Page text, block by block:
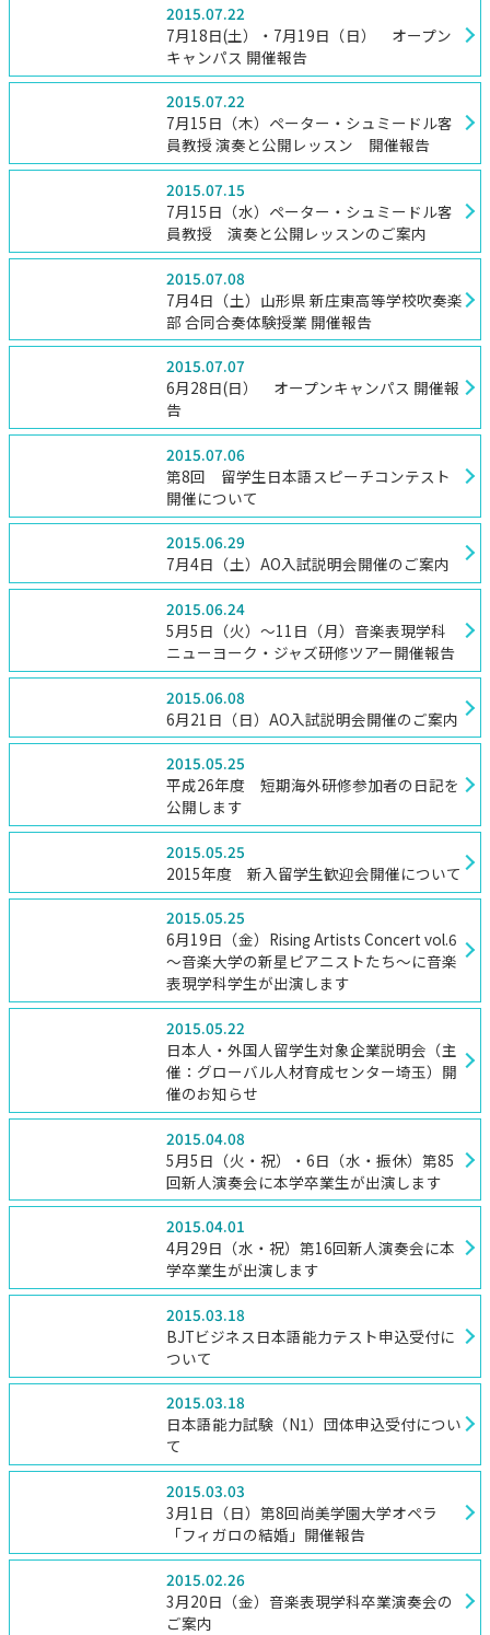
2015.07.22
7月18日(土）・7月19日（日） オープン
キャンパス 開催報告
2015.07.22
7月15日（木）ペーター・シュミードル客
員教授 演奏と公開レッスン 開催報告
2015.07.15
7月15日（水）ペーター・シュミードル客
員教授 演奏と公開レッスンのご案内
2015.07.08
7月4日（土）山形県 新庄東高等学校吹奏楽
部 合同合奏体験授業 開催報告
2015.07.07
6月28日(日） オープンキャンパス 開催報
告
2015.07.06
第8回 留学生日本語スピーチコンテスト
開催について
2015.06.29
7月4日（土）AO入試説明会開催のご案内
2015.06.24
5月5日（火）～11日（月）音楽表現学科
ニューヨーク・ジャズ研修ツアー開催報告
2015.06.08
6月21日（日）AO入試説明会開催のご案内
2015.05.25
平成26年度 短期海外研修参加者の日記を
公開します
2015.05.25
2015年度 新入留学生歓迎会開催について
2015.05.25
6月19日（金）Rising Artists Concert vol.6
～音楽大学の新星ピアニストたち～に音楽
表現学科学生が出演します
2015.05.22
日本人・外国人留学生対象企業説明会（主
催：グローバル人材育成センター埼玉）開
催のお知らせ
2015.04.08
5月5日（火・祝）・6日（水・振休）第85
回新人演奏会に本学卒業生が出演します
2015.04.01
4月29日（水・祝）第16回新人演奏会に本
学卒業生が出演します
2015.03.18
BJTビジネス日本語能力テスト申込受付に
ついて
2015.03.18
日本語能力試験（N1）団体申込受付につい
て
2015.03.03
3月1日（日）第8回尚美学園大学オペラ
「フィガロの結婚」開催報告
2015.02.26
3月20日（金）音楽表現学科卒業演奏会の
ご案内